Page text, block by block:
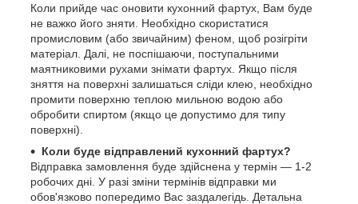
Коли прийде час оновити кухонний фартух, Вам буде
не важко його зняти. Необхідно скористатися
промисловим (або звичайним) феном, щоб розігріти
матеріал. Далі, не поспішаючи, поступальними
маятниковими рухами знімати фартух. Якщо після
зняття на поверхні залишаться сліди клею, необхідно
промити поверхню теплою мильною водою або
обробити спиртом (якщо це допустимо для типу
поверхні).
Коли буде відправлений кухонний фартух?
Відправка замовлення буде здійснена у термін — 1-2
робочих дні. У разі зміни термінів відправки ми
обов'язково попередимо Вас заздалегідь. Детальна